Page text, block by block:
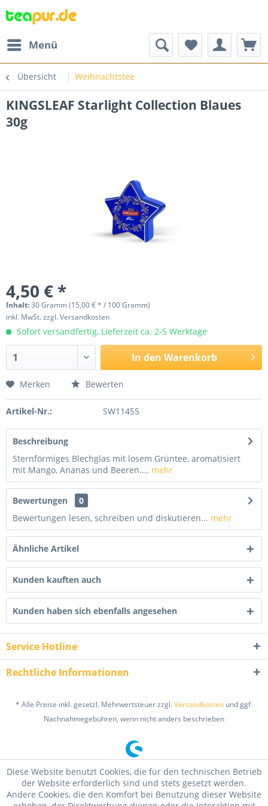
Menü
Übersicht Weihnachtstee
KINGSLEAF Starlight Collection Blaues
30g
4,50 € *
Inhalt:30 Gramm (15,00 € * / 100 Gramm)
inkl. MwSt.zzgl. Versandkosten
Sofort versandfertig, Lieferzeit ca. 2-5 Werktage
In den Warenkorb
Merken Bewerten
Artikel-Nr.: SW11455
Beschreibung
Sternförmiges Blechglas mit losem Grüntee, aromatisiert
mit Mango, Ananas und Beeren.... mehr
Bewertungen
0
Bewertungen lesen, schreiben und diskutieren... mehr
Ähnliche Artikel
Kunden kauften auch
Kunden haben sich ebenfalls angesehen
Service Hotline
Rechtliche Informationen
* Alle Preise inkl. gesetzl. Mehrwertsteuer zzgl.Versandkosten und ggf.
Nachnahmegebühren, wenn nicht anders beschrieben
Diese Website benutzt Cookies, die für den technischen Betrieb
der Website erforderlich sind und stets gesetzt werden.
Andere Cookies, die den Komfort bei Benutzung dieser Website